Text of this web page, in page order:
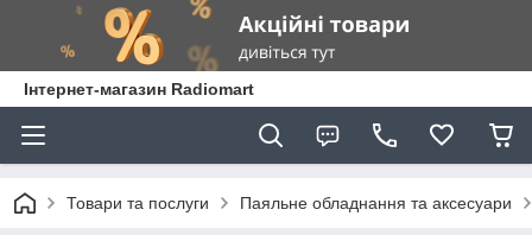
Інтернет-магазин Radiomart
Товари та послуги Паяльне обладнання та аксесуари